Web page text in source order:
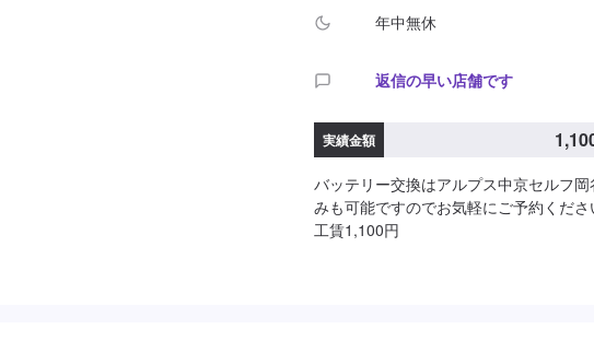
年中無休
返信の早い店舗です
実績金額
バッテリー交換はアルプス中京セルフ
みも可能ですのでお気軽にご予約くだ
工賃1,100円